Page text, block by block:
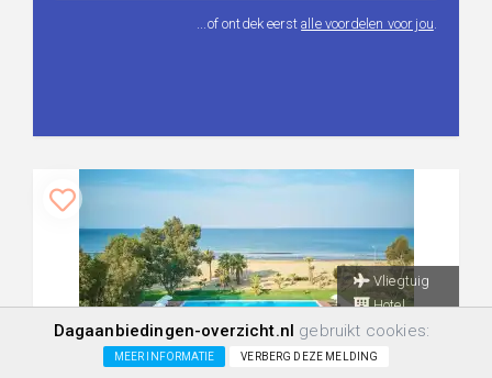
...of ontdek eerstalle voordelen voor jou.
Vliegtuig
Hotel
All inclusive
Dagaanbiedingen-overzicht.nl gebruikt cookies:
MEER INFORMATIE VERBERG DEZE MELDING